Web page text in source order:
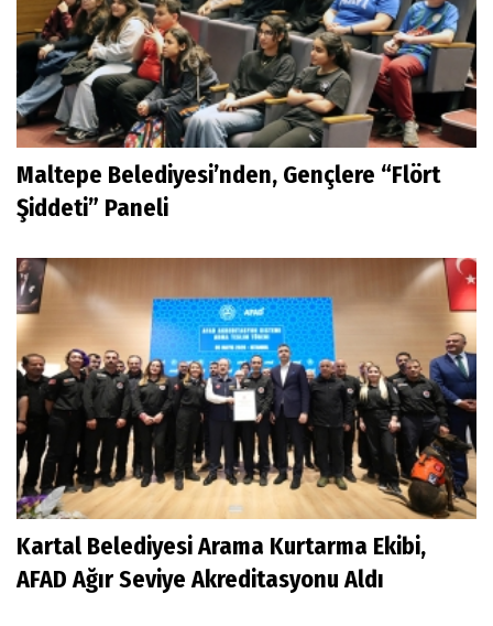
Maltepe Belediyesi’nden, Gençlere “Flört
Şiddeti” Paneli
Kartal Belediyesi Arama Kurtarma Ekibi,
AFAD Ağır Seviye Akreditasyonu Aldı